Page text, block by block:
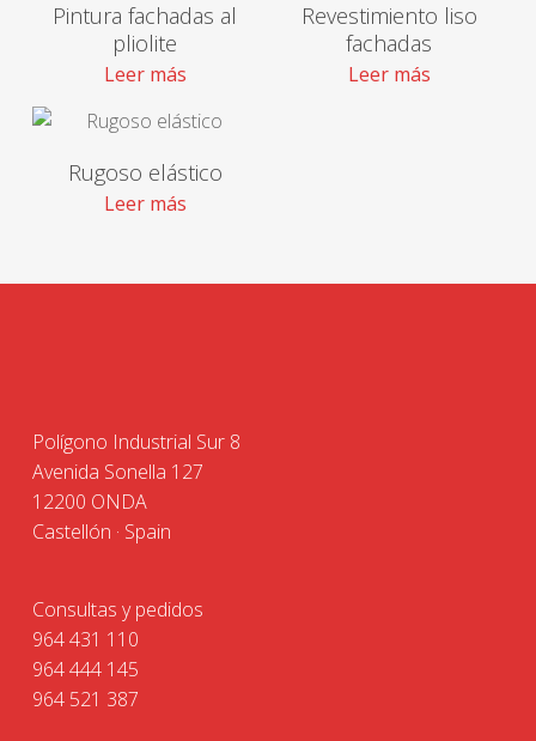
Pintura fachadas al
pliolite
Leer más
Revestimiento liso
fachadas
Leer más
Rugoso elástico
Leer más
Polígono Industrial Sur 8
Avenida Sonella 127
12200 ONDA
Castellón · Spain
Consultas y pedidos
964 431 110
964 444 145
964 521 387